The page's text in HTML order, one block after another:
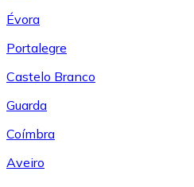
Évora
Portalegre
Castelo Branco
Guarda
Coímbra
Aveiro